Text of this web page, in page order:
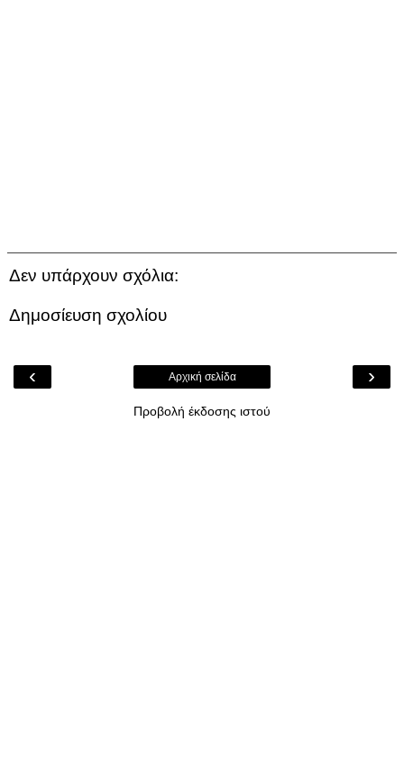
Δεν υπάρχουν σχόλια:
Δημοσίευση σχολίου
‹ ›
Αρχική σελίδα
Προβολή έκδοσης ιστού